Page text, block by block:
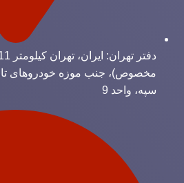
مخصوص)، جنب موزه خودروهای
سپه، واحد 9